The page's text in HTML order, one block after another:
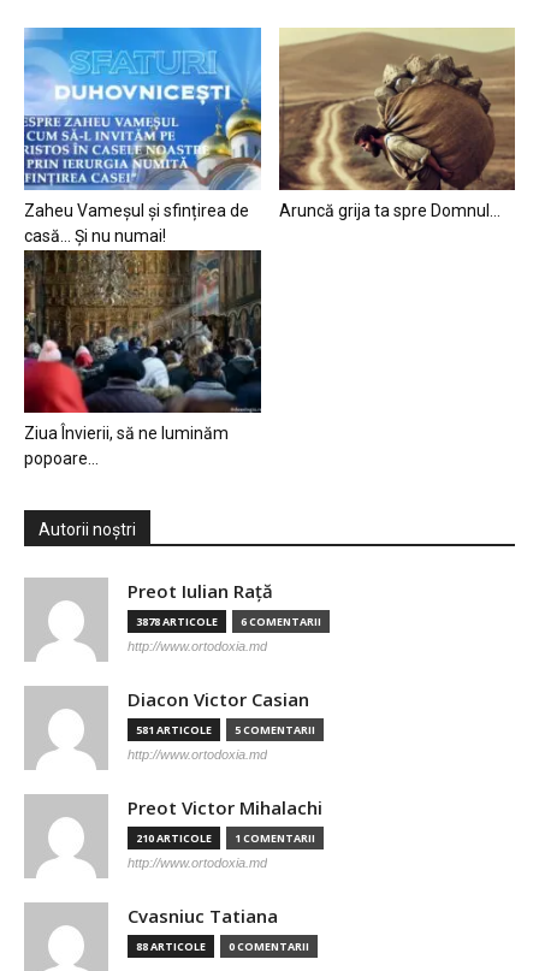
Zaheu Vameșul și sfințirea de
casă… Și nu numai!
Aruncă grija ta spre Domnul…
Ziua Învierii, să ne luminăm
popoare…
Autorii noștri
Preot Iulian Raţă
3878 ARTICOLE 6 COMENTARII
http://www.ortodoxia.md
Diacon Victor Casian
581 ARTICOLE 5 COMENTARII
http://www.ortodoxia.md
Preot Victor Mihalachi
210 ARTICOLE 1 COMENTARII
http://www.ortodoxia.md
Cvasniuc Tatiana
88 ARTICOLE 0 COMENTARII